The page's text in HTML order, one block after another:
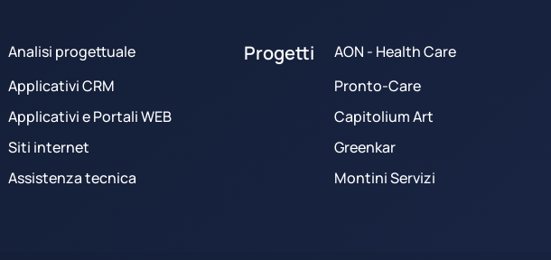
Analisi progettuale
Applicativi CRM
Applicativi e Portali WEB
Siti internet
Assistenza tecnica
Progetti
AON - Health Care
Pronto-Care
Capitolium Art
Greenkar
Montini Servizi